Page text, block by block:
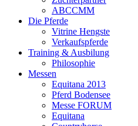
ABCCMM
Die Pferde
Vitrine Hengste
Verkaufspferde
Training & Ausbilung
Philosophie
Messen
Equitana 2013
Pferd Bodensee
Messe FORUM
Equitana